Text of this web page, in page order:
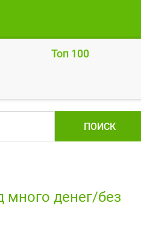
Топ 100
ПОИСК
денег/без